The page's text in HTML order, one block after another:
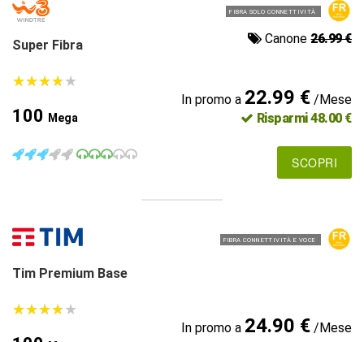
FIBRA SOLO CONNETTIVITÀ
Super Fibra Canone26.99 €
★★★★★
★★★★★
100 Mega
In promo a 22.99 €/Mese
Risparmi 48.00 €
SCOPRI
FIBRA CONNETTIVITÀ E VOCE
Tim Premium Base
★★★★★
★★★★★
In promo a 24.90 €/Mese